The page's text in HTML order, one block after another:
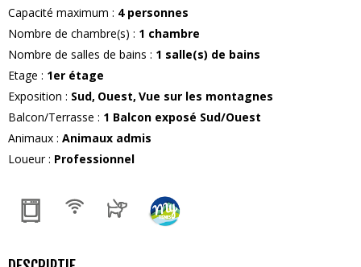
Capacité maximum : 4 personnes
Nombre de chambre(s) : 1 chambre
Nombre de salles de bains : 1 salle(s) de bains
Etage : 1er étage
Exposition : Sud Ouest Vue sur les montagnes
Balcon/Terrasse : 1 Balcon exposé Sud/Ouest
Animaux : Animaux admis
Loueur: Professionnel